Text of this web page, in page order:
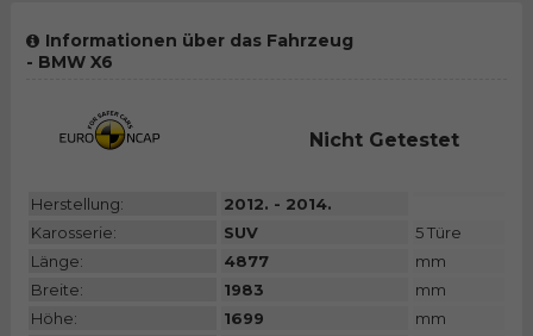
Informationen über das Fahrzeug
- BMW X6
Nicht Getestet
Herstellung:
2012. - 2014.
Karosserie:
SUV
5 Türe
Länge:
4877
mm
Breite:
1983
mm
Höhe:
1699
mm